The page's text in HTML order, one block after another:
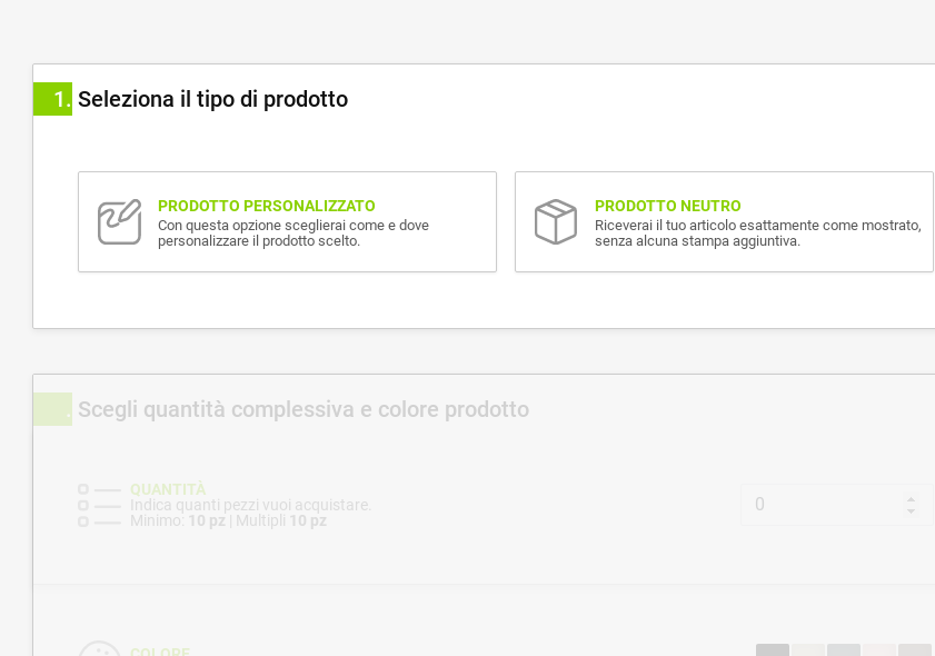
1 Seleziona il tipo di prodotto
PRODOTTO PERSONALIZZATO
Con questa opzione sceglierai come e dove
personalizzare il prodotto scelto.
PRODOTTO NEUTRO
Riceverai il tuo articolo esattamente come mostrato,
senza alcuna stampa aggiuntiva.
Scegli quantità complessiva e colore prodotto
QUANTITÀ
Indica quanti pezzi vuoi acquistare.
Minimo: 10 pz | Multipli 10 pz